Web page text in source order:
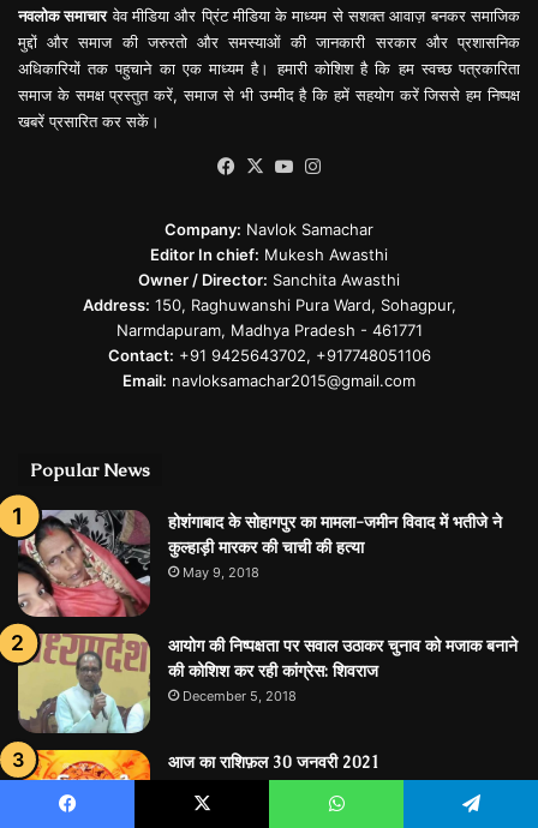
नवलोक समाचारवेव मीडिया और प्रिंट मीडिया के माध्यम से सशक्त आवाज़ बनकर समाजिक
मुद्दों और समाज की जरुरतो और समस्याओं की जानकारी सरकार और प्रशासनिक
अधिकारियों तक पहुचाने का एक माध्यम है। हमारी कोशिश है कि हम स्वच्छ पत्रकारिता
समाज के समक्ष प्रस्तुत करें, समाज से भी उम्मीद है कि हमें सहयोग करें जिससे हम निष्पक्ष
खबरें प्रसारित कर सकें।
Facebook
X YouTube
Company: Navlok Samachar
Editor In chief: Mukesh Awasthi
Owner / Director: Sanchita Awasthi
Address: 150, Raghuwanshi Pura Ward, Sohagpur,
Narmdapuram, Madhya Pradesh - 461771
Contact: +91 9425643702, +917748051106
Email: navloksamachar2015@gmail.com
Popular News
होशंगाबाद के सोहागपुर का मामला-जमीन विवाद में भतीजे ने
कुल्‍हाड़ी मारकर की चाची की हत्‍या
May 9, 2018
आयोग की निष्पक्षता पर सवाल उठाकर चुनाव को मजाक बनाने
की कोशिश कर रही कांग्रेस: शिवराज
December 5, 2018
आज का राशिफ़ल 30 जनवरी 2021